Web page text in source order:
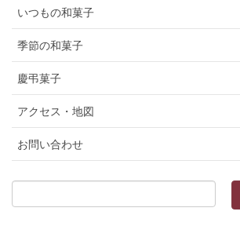
いつもの和菓子
季節の和菓子
慶弔菓子
アクセス・地図
お問い合わせ